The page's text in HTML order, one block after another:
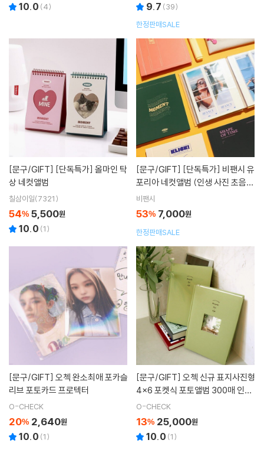
10.0 (4) 9.7 (39)
한정판매SALE
[문구/GIFT]
상 네컷앨범
칠삼이일(7321)
54% 5,500원
10.0 (1)
[문구/GIFT]
포리아 네컷앨범 (인생 사진 초음파
포토북 사진첩 셀프 커플 접착식 하
루필름)
비팬시
53% 7,000원
한정판매SALE
[문구/GIFT]
리브 포토카드 프로텍터
O-CHECK
20% 2,640원
10.0 (1)
[문구/GIFT]
4x6 포켓식 포토앨범 300매 인화
사진 앨범
O-CHECK
13% 25,000원
10.0 (1)